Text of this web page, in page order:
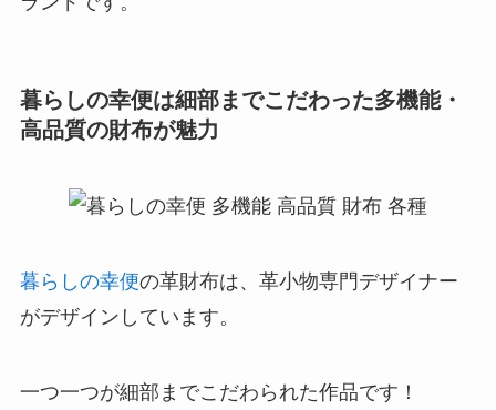
暮らしの幸便は細部までこだわった多機能・
高品質の財布が魅力
暮らしの幸便の革財布は、革小物専門デザイナー
がデザインしています。
一つ一つが細部までこだわられた作品です！